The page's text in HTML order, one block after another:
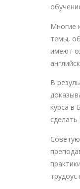
Многие
темы,
имеют
В
курса в